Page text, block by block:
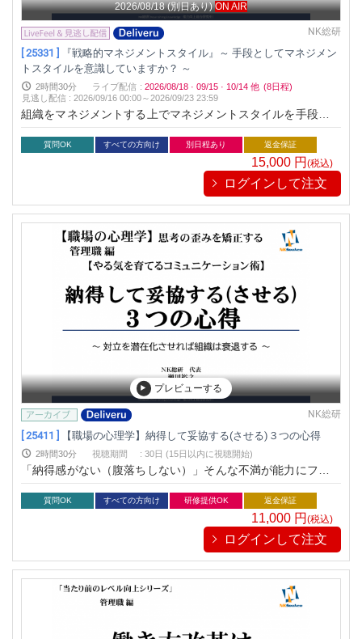
2026/08/18 (別日あり) ON AIR
NK総研
[ 25331 ]
『戦略的マネジメントスタイル』～ 手段としてマネジメン
トスタイルを意識していますか？ ～
2時間30分 ライブ配信 : 2026/08/18 · 09/15 · 10/14 他 (8日程)
見逃し配信 :2026/09/16 00:00～2026/09/23 23:59
組織をマネジメントする上でマネジメントスタイルを手段とし
て使いこなす。知識はあっても実際に使いこなすのは容易では
ありません。そんなマネジメントスタイルをシンプルに３つに
絞り、ハイブリッドで効果的に使いこなすためのポイントをお
質問OK すべての方向け 別日程あり 返金保証
15,000 円(税込)
ログインして注文
プレビューする
NK総研
[ 25411 ] 【職場の心理学】納得して妥協する(させる)３つの心得
2時間30分 視聴期間 : 30日 (15日以内に視聴開始)
「納得感がない（腹落ちしない）」そんな不満が能力にフタを
し、組織力を奪っています。 その原因は妥協のプロセスにあり
ます。妥協をネガティブな決断からポジティブな決断に変えま
質問OK すべての方向け 研修提供OK 返金保証
11,000 円(税込)
ログインして注文